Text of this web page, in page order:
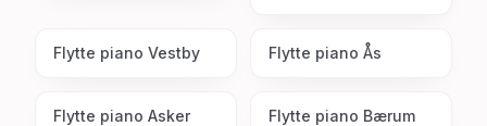
Flytte piano Vestby Flytte piano Ås
Flytte piano Asker Flytte piano Bærum